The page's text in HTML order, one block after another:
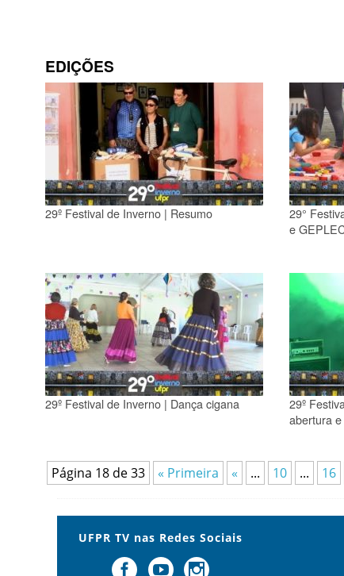
EDIÇÕES
29º Festival de Inverno | Resumo
29°
e
29º Festival de Inverno | Dança cigana
29º
abertura
Página 18 de 33 « Primeira « ... 10 ... 16
UFPR TV nas Redes Sociais